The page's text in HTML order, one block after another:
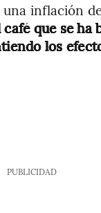
inflación
que se
los
PUBLICIDAD